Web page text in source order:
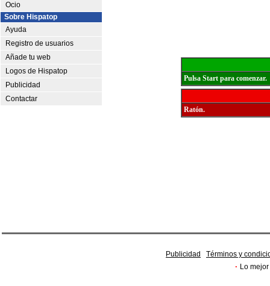
Ocio
Sobre Hispatop
Ayuda
Registro de usuarios
Añade tu web
Logos de Hispatop
Publicidad
Contactar
Pulsa Start para comenzar.
Ratón.
Publicidad Términos y
· Lo